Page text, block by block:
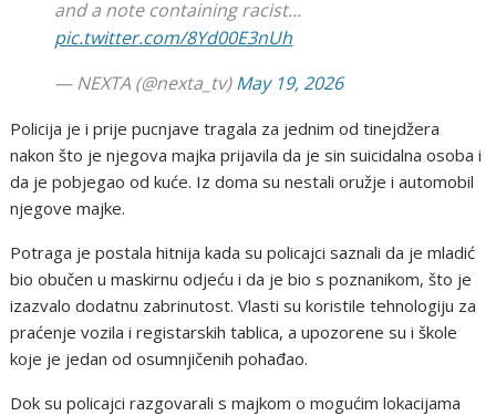
and a note containing racist…
pic.twitter.com/8Yd00E3nUh
— NEXTA (@nexta_tv)May 19, 2026
Policija je i prije pucnjave tragala za jednim od tinejdžera
nakon što je njegova majka prijavila da je sin suicidalna osoba i
da je pobjegao od kuće. Iz doma su nestali oružje i automobil
njegove majke.
Potraga je postala hitnija kada su policajci saznali da je mladić
bio obučen u maskirnu odjeću i da je bio s poznanikom, što je
izazvalo dodatnu zabrinutost. Vlasti su koristile tehnologiju za
praćenje vozila i registarskih tablica, a upozorene su i škole
koje je jedan od osumnjičenih pohađao.
Dok su policajci razgovarali s majkom o mogućim lokacijama